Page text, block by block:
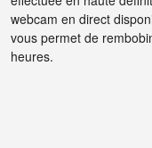
webcam en direct
vous permet de
heures.